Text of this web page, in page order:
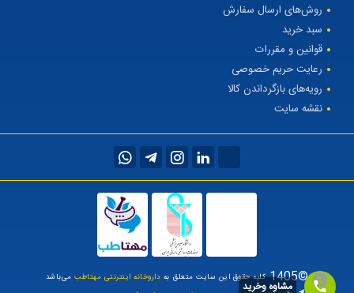
روش‌های ارسال سفارش
سبد خرید
قوانین و مقررات
رعایت حریم خصوصی
رویه‌های بازگرداندن کالا
نقشه سایت
©1405 کلیه حقوق این سایت متعلق به داروخانه اینترنتی مهتاطبمی‌باشد
مشاوه وخرید